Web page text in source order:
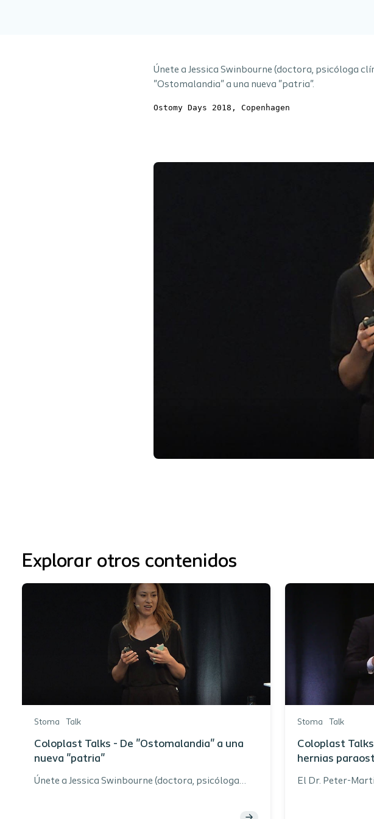
Únete a Jessica Swinbourne (doctora, psicóloga
"Ostomalandia" a una nueva "patria".
Ostomy Days 2018, Copenhagen
Explorar otros contenidos
Stoma Talk
Coloplast Talks - De "Ostomalandia" a una
nueva "patria"
Únete a Jessica Swinbourne (doctora, psicóloga
Stoma Talk
Coloplast
hernias
El Dr. Peter-